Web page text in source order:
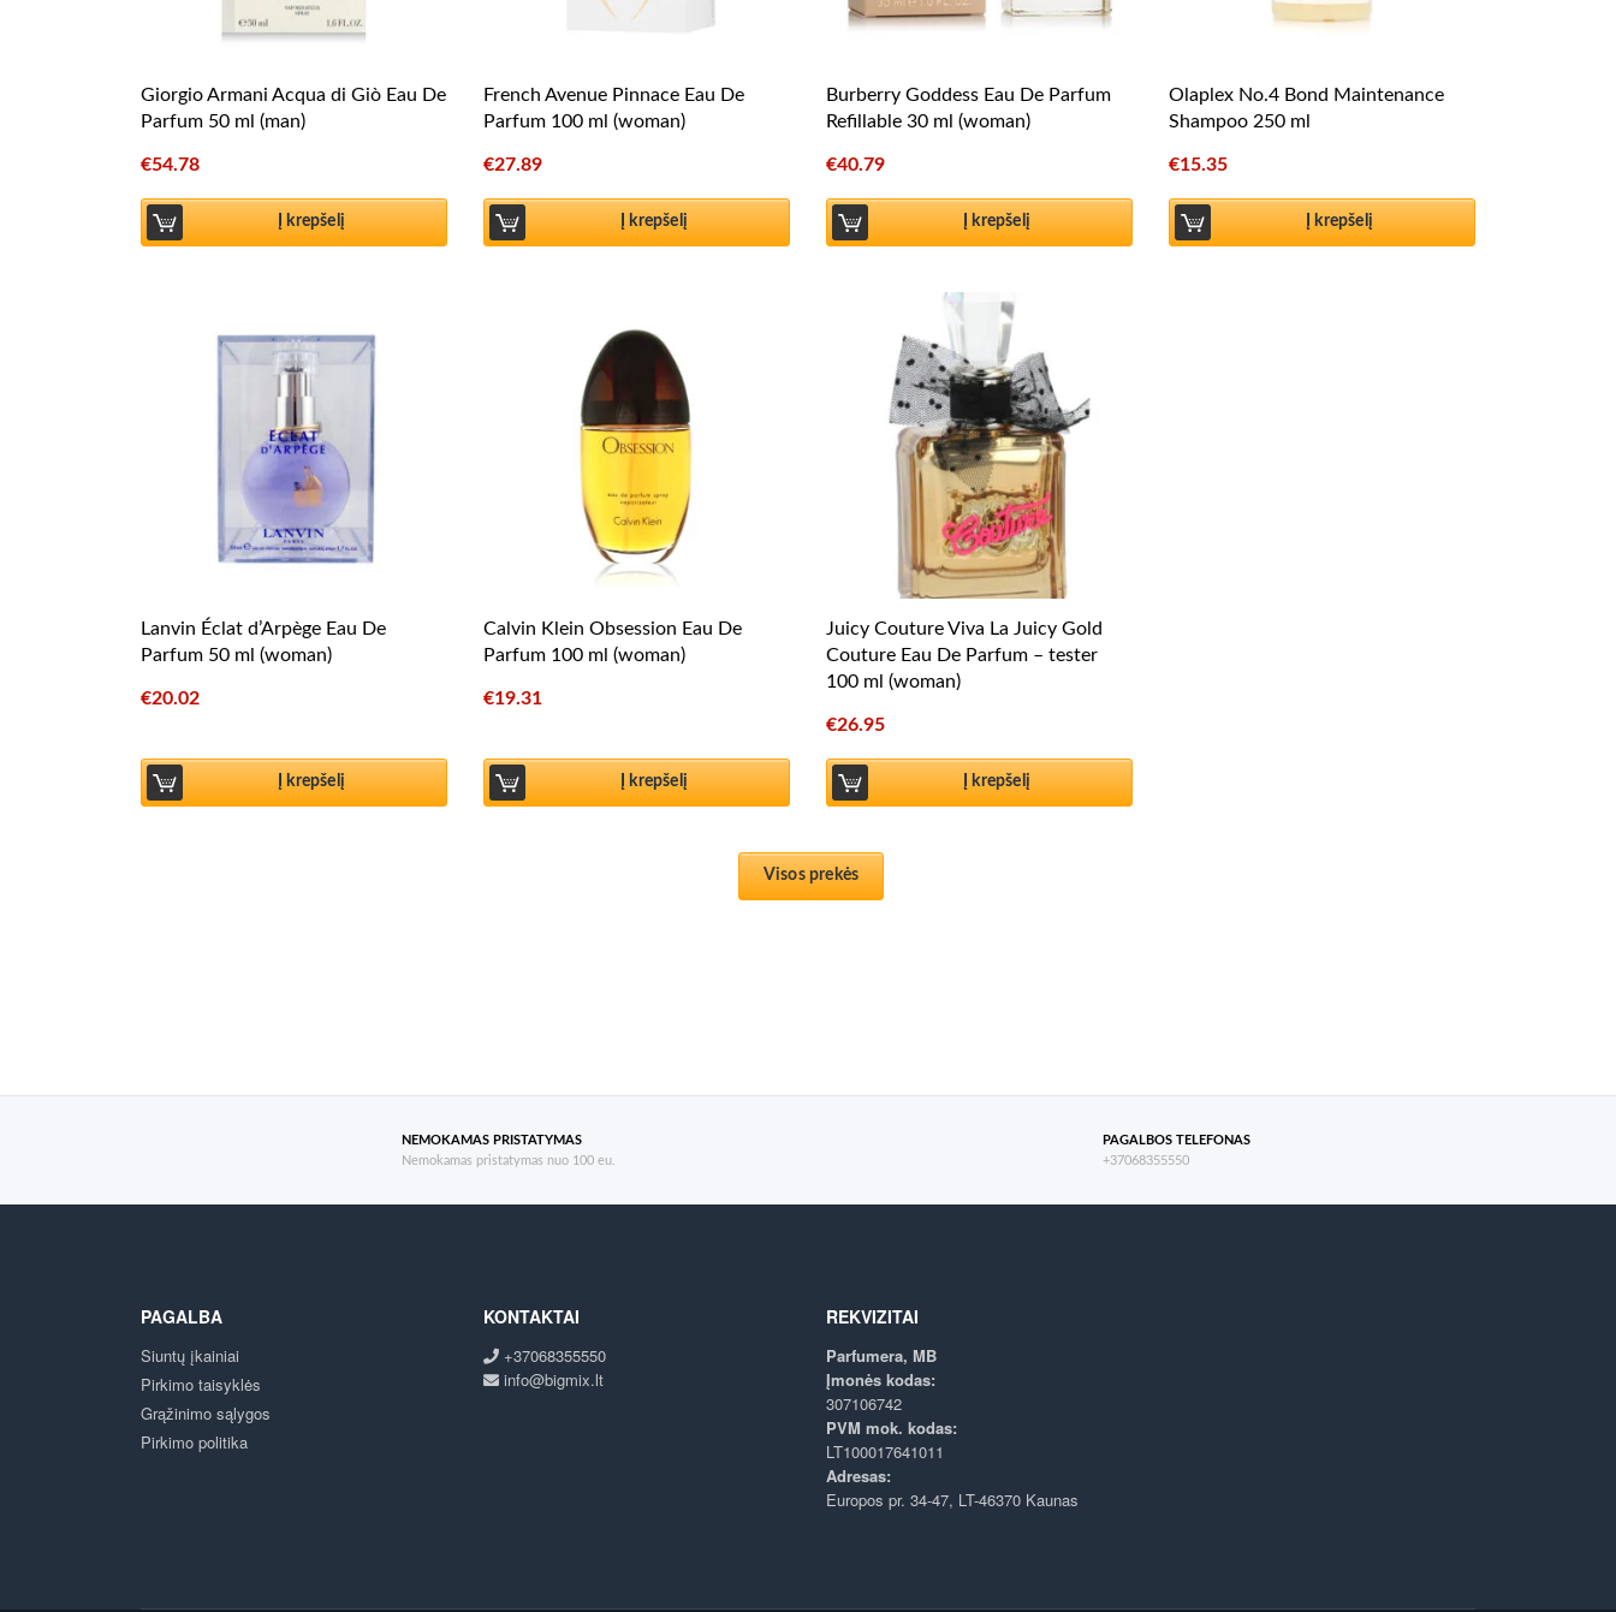
Giorgio Armani Acqua di Giò Eau De
Parfum 50 ml (man)
€54.78
Į krepšelį
French Avenue Pinnace Eau De
Parfum 100 ml (woman)
€27.89
Į krepšelį
Burberry Goddess Eau De Parfum
Refillable 30 ml (woman)
€40.79
Į krepšelį
Olaplex No.4 Bond Maintenance
Shampoo 250 ml
€15.35
Į krepšelį
Lanvin Éclat d’Arpège Eau De
Parfum 50 ml (woman)
€20.02
Į krepšelį
Calvin Klein Obsession Eau De
Parfum 100 ml (woman)
€19.31
Į krepšelį
Juicy Couture Viva La Juicy Gold
Couture Eau De Parfum – tester
100 ml (woman)
€26.95
Į krepšelį
Visos prekės
NEMOKAMAS PRISTATYMAS
Nemokamas pristatymas nuo 100 eu.
PAGALBOS TELEFONAS
+37068355550
PAGALBA
Siuntų įkainiai
Pirkimo taisyklės
Grąžinimo sąlygos
Pirkimo politika
KONTAKTAI
+37068355550
info@bigmix.lt
REKVIZITAI
Parfumera, MB
Įmonės kodas:
307106742
PVM mok. kodas:
LT100017641011
Adresas:
Europos pr. 34-47, LT-46370 Kaunas